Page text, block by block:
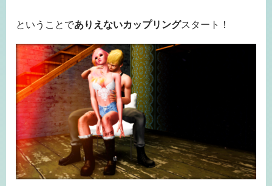
ということでありえないカップリングスタート！